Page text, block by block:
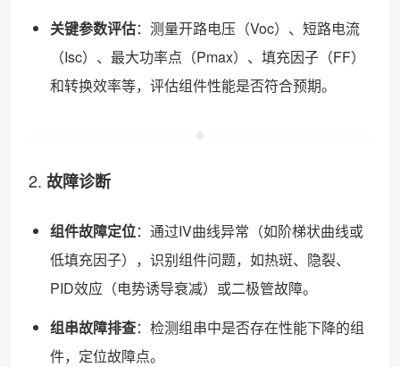
关键参数评估：测量开路电压（Voc）、短路电流
（Isc）、最大功率点（Pmax）、填充因子（FF）
和转换效率等，评估组件性能是否符合预期。
2. 故障诊断
组件故障定位：通过IV曲线异常（如阶梯状曲线或
低填充因子），识别组件问题，如热斑、隐裂、
PID效应（电势诱导衰减）或二极管故障。
组串故障排查：检测组串中是否存在性能下降的组
件，定位故障点。